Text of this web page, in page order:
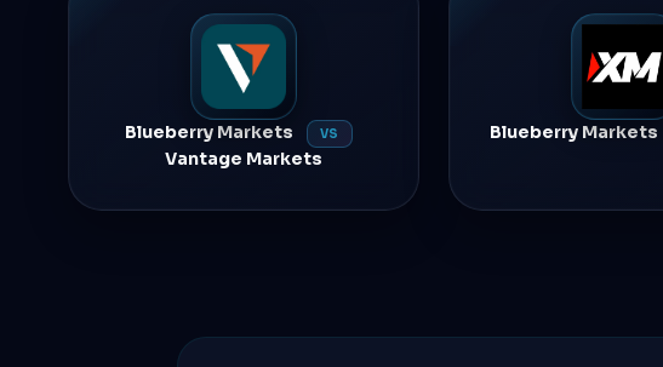
Blueberry Markets VS
Vantage Markets
Blueberry Markets